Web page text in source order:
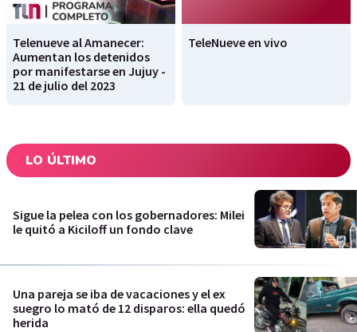
Telenueve al Amanecer:
Aumentan los detenidos
por manifestarse en Jujuy -
21 de julio del 2023
TeleNueve en vivo
LO ÚLTIMO
Sigue la pelea con los gobernadores: Milei
le quitó a Kiciloff un fondo clave
Una pareja se iba de vacaciones y el ex
suegro lo mató de 12 disparos: ella quedó
herida